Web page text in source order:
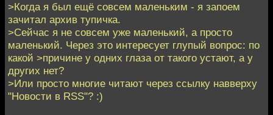
>Когда я был ещё совсем маленьким - я запоем
зачитал архив тупичка.
>Сейчас я не совсем уже маленький, а просто
маленький. Через это интересует глупый вопрос: по
какой >причине у одних глаза от такого устают, а у
других нет?
>Или просто многие читают через ссылку навверху
"Новости в RSS"? :)